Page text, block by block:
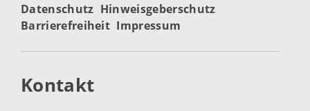
Datenschutz Hinweisgeberschutz
Barrierefreiheit Impressum
Kontakt